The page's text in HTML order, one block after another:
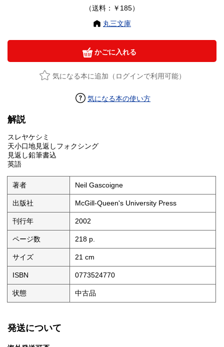
（送料：￥185）
丸三文庫
かごに入れる
気になる本に追加（ログインで利用可能）
気になる本の使い方
解説
スレヤケシミ
天小口地見返しフォクシング
見返し鉛筆書込
英語
著者 Neil Gascoigne
出版社 McGill-Queen's University Press
刊行年 2002
ページ数 218 p.
サイズ 21 cm
ISBN 0773524770
状態 中古品
発送について